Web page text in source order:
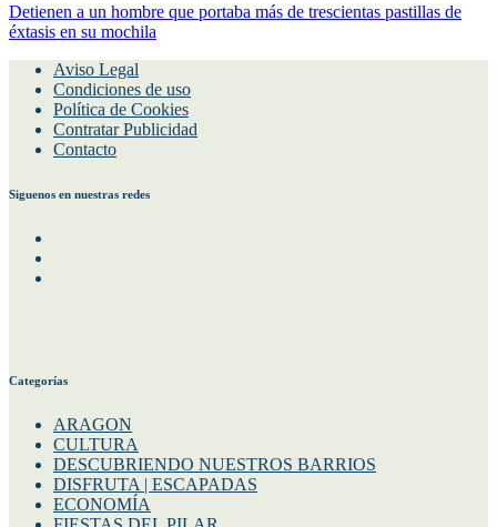
Detienen a un hombre que portaba más de trescientas pastillas de
éxtasis en su mochila
Aviso Legal
Condiciones de uso
Política de Cookies
Contratar Publicidad
Contacto
Siguenos en nuestras redes
Categorías
ARAGON
CULTURA
DESCUBRIENDO NUESTROS BARRIOS
DISFRUTA | ESCAPADAS
ECONOMÍA